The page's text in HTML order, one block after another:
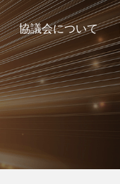
協議会について
入会案内＆お問合